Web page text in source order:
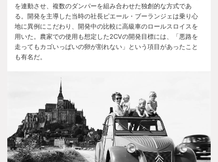
を連動させ、複数のダンパーを組み合わせた独創的な方式であ
る。開発を主導した当時の社長ピエール・ブーランジェは乗り心
地に異例にこだわり、開発中の比較に高級車のロールスロイスを
用いた。農家での使用も想定した2CVの開発目標には、「悪路を
走ってもカゴいっぱいの卵が割れない」という項目があったこと
も有名だ。